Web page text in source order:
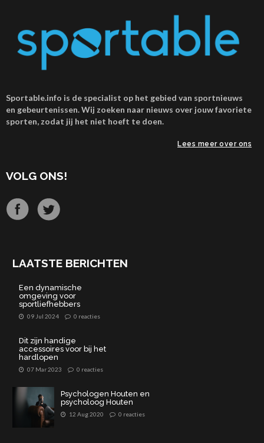
Sportable.info is de specialist op het gebied van sportnieuws
en gebeurtenissen. Wij zoeken naar nieuws over jouw favoriete
sporten, zodat jij het niet hoeft te doen.
Lees meer over ons
VOLG ONS!
LAATSTE BERICHTEN
Een dynamische
omgeving voor
sportliefhebbers
09 Jul 2024 0 reacties
Dit zijn handige
accessoires voor bij het
hardlopen
07 Mar 2023 0 reacties
Psychologen Houten en
psycholoog Houten
12 Aug 2020 0 reacties